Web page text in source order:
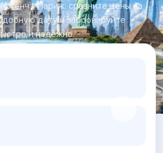
- Париж: сравните цены на
дату и забронируйте
и надёжно.